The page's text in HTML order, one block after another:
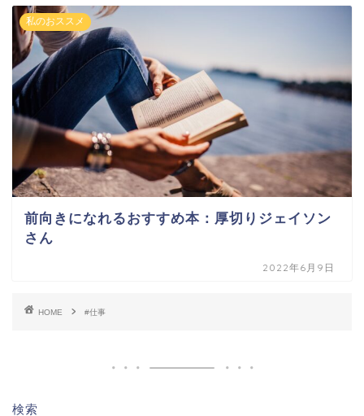
私のおススメ
前向きになれるおすすめ本：厚切りジェイソン
さん
2022年6月9日
HOME #仕事
検索